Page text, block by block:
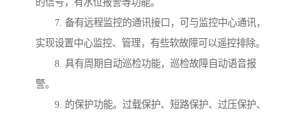
的信号，有水位报警等功能。
7. 备有远程监控的通讯接口，可与监控中心通讯，
实现设置中心监控、管理，有些软故障可以遥控排除。
8. 具有周期自动巡检功能，巡检故障自动语音报
警。
9. 的保护功能。过载保护、短路保护、过压保护、